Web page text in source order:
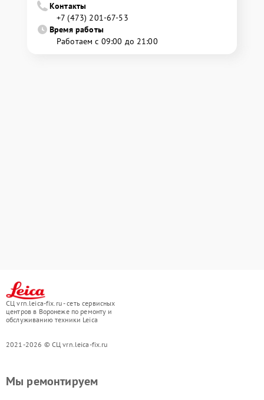
Контакты
+7 (473) 201-67-53
Время работы
Работаем с 09:00 до 21:00
СЦ vrn.leica-fix.ru - сеть сервисных
центров в Воронеже по ремонту и
обслуживанию техники Leica
2021-2026 © СЦ vrn.leica-fix.ru
Мы ремонтируем